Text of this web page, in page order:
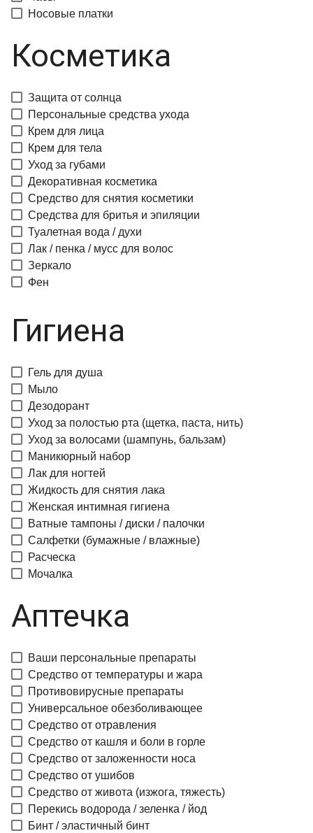
Носовые платки
Косметика
Защита от солнца
Персональные средства ухода
Крем для лица
Крем для тела
Уход за губами
Декоративная косметика
Средство для снятия косметики
Средства для бритья и эпиляции
Туалетная вода / духи
Лак / пенка / мусс для волос
Зеркало
Фен
Гигиена
Гель для душа
Мыло
Дезодорант
Уход за полостью рта (щетка, паста, нить)
Уход за волосами (шампунь, бальзам)
Маникюрный набор
Лак для ногтей
Жидкость для снятия лака
Женская интимная гигиена
Ватные тампоны / диски / палочки
Салфетки (бумажные / влажные)
Расческа
Мочалка
Аптечка
Ваши персональные препараты
Средство от температуры и жара
Противовирусные препараты
Универсальное обезболивающее
Средство от отравления
Средство от кашля и боли в горле
Средство от заложенности носа
Средство от ушибов
Средство от живота (изжога, тяжесть)
Перекись водорода / зеленка / йод
Бинт / эластичный бинт